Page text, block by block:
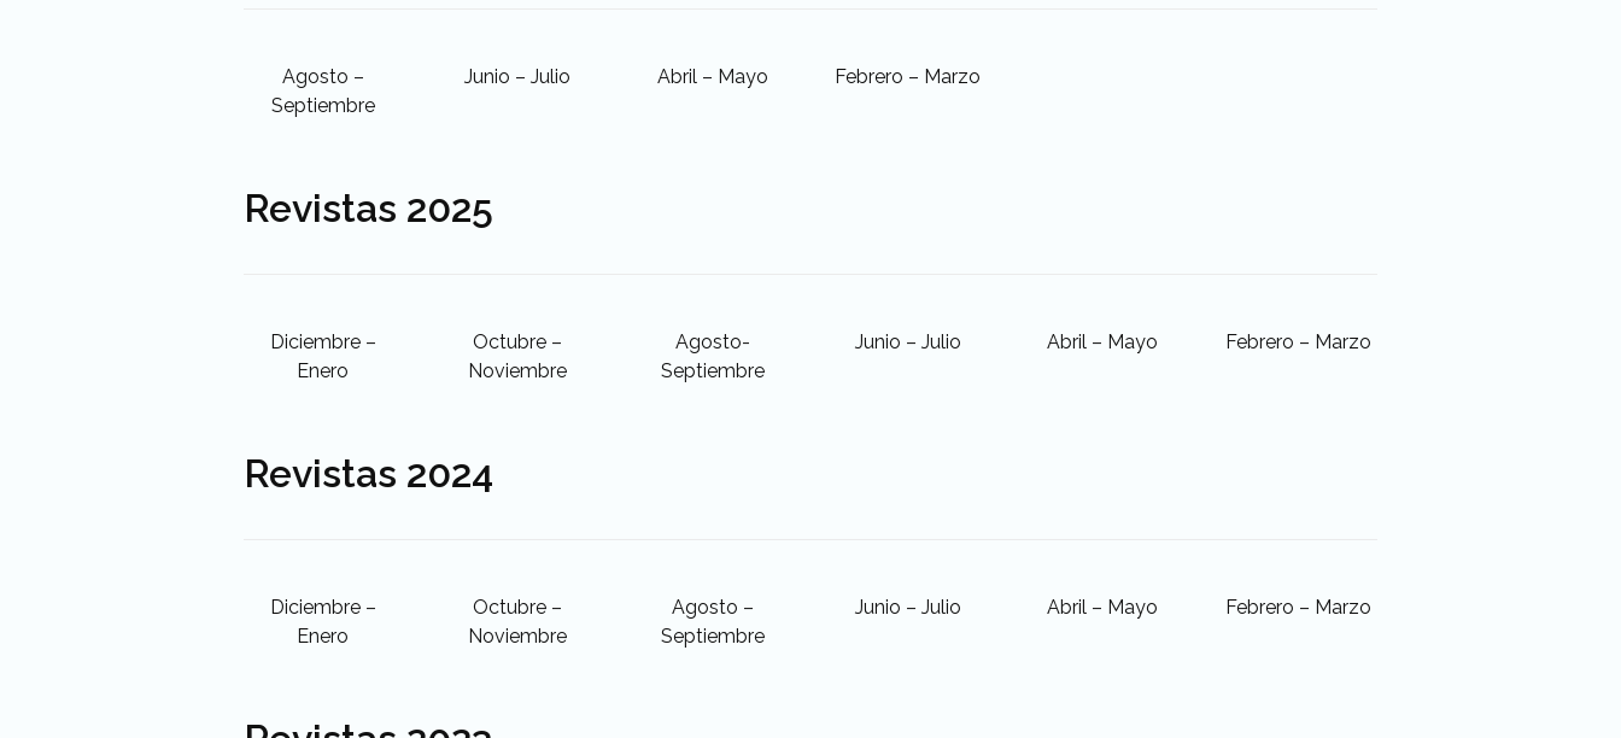
Agosto –
Septiembre
Junio – Julio Abril – Mayo Febrero – Marzo
Revistas 2025
Diciembre –
Enero
Octubre –
Noviembre
Agosto-
Septiembre
Junio – Julio Abril – Mayo Febrero – Marzo
Revistas 2024
Diciembre –
Enero
Octubre –
Noviembre
Agosto –
Septiembre
Junio – Julio Abril – Mayo Febrero – Marzo